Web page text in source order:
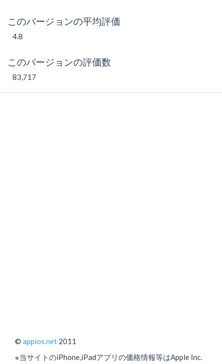
このバージョンの平均評価
4.8
このバージョンの評価数
83,717
© appios.net 2011
※当サイトのiPhone,iPadアプリの価格情報等はApple Inc.